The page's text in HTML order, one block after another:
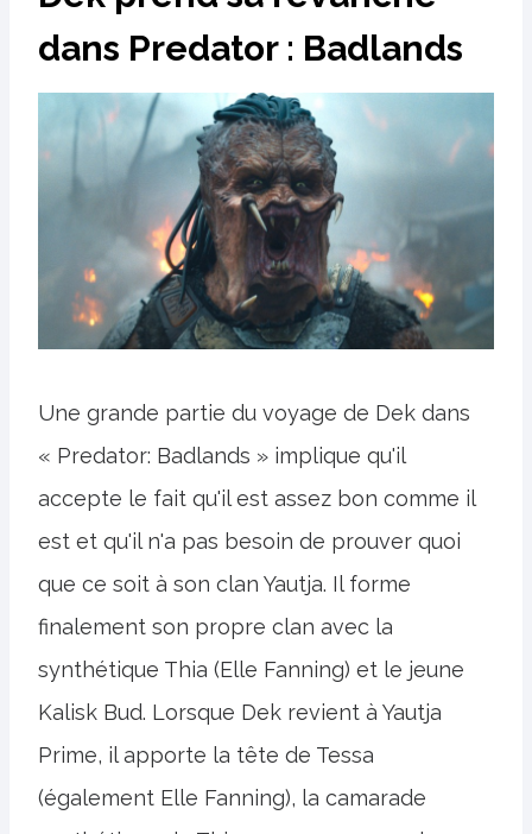
dans Predator : Badlands
Une grande partie du voyage de Dek dans
« Predator: Badlands » implique qu'il
accepte le fait qu'il est assez bon comme il
est et qu'il n'a pas besoin de prouver quoi
que ce soit à son clan Yautja. Il forme
finalement son propre clan avec la
synthétique Thia (Elle Fanning) et le jeune
Kalisk Bud. Lorsque Dek revient à Yautja
Prime, il apporte la tête de Tessa
(également Elle Fanning), la camarade